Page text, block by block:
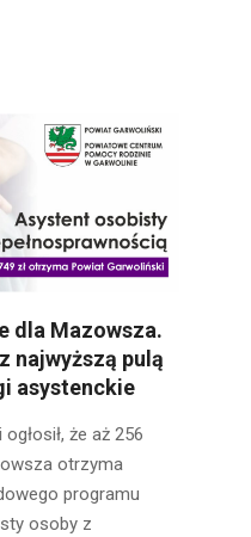
dla Mazowsza.
najwyższą pulą
asystenckie
że aż 256
otrzyma
programu
osoby z